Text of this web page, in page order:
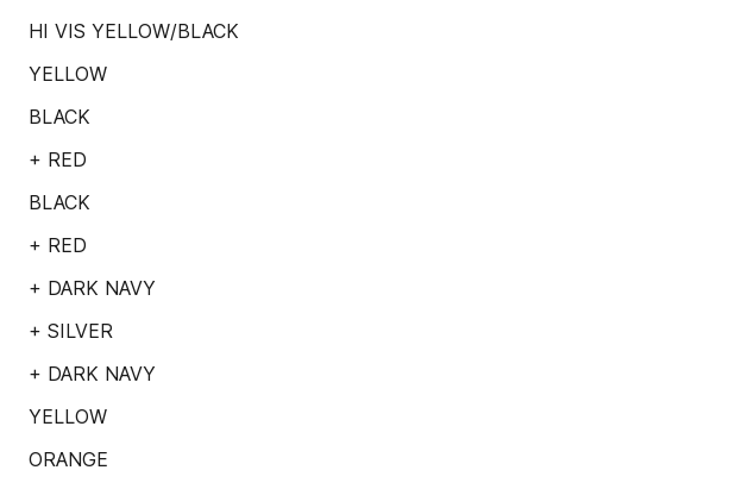
HI VIS YELLOW/BLACK
YELLOW
BLACK
+ RED
BLACK
+ RED
+ DARK NAVY
+ SILVER
+ DARK NAVY
YELLOW
ORANGE